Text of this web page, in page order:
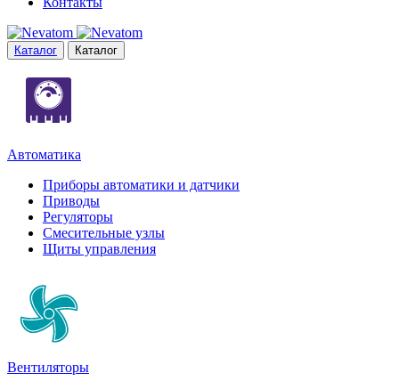
Каталог Каталог
Автоматика
Приборы автоматики и датчики
Приводы
Регуляторы
Смесительные узлы
Щиты управления
Вентиляторы